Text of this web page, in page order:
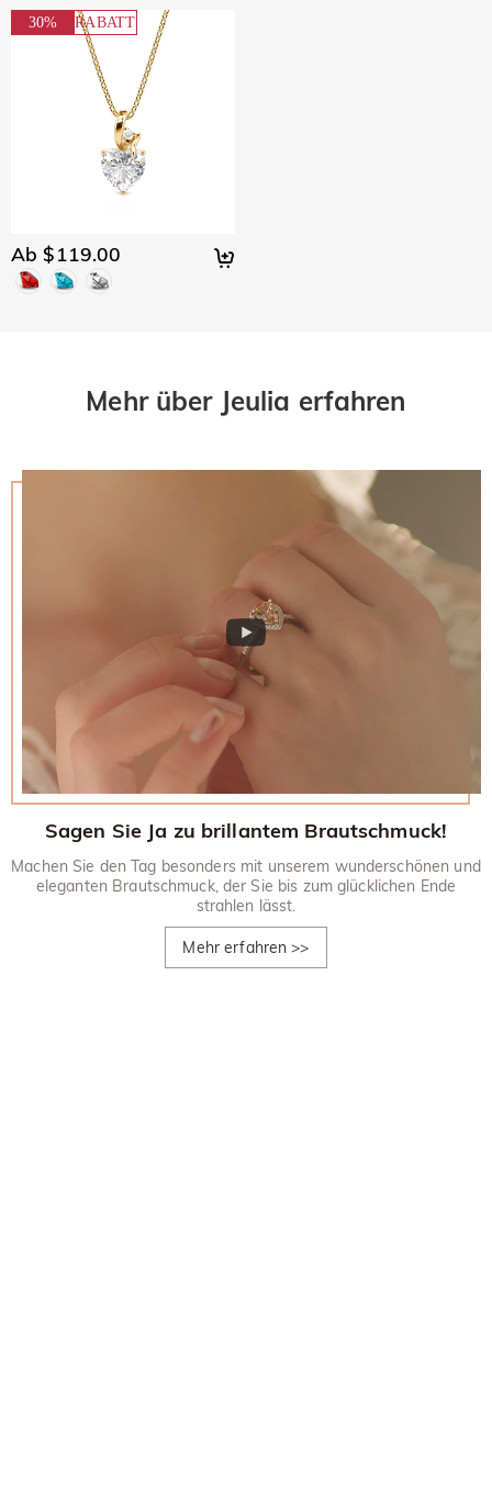
30% RABATT
Ab $119.00
Mehr über Jeulia erfahren
Sagen Sie Ja zu brillantem Brautschmuck!
Machen Sie den Tag besonders mit unserem wunderschönen und
eleganten Brautschmuck, der Sie bis zum glücklichen Ende
strahlen lässt.
Mehr erfahren >>